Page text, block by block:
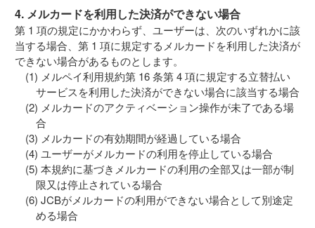
4. メルカードを利用した決済ができない場合
第 1 項の規定にかかわらず、ユーザーは、次のいずれかに該
当する場合、第 1 項に規定するメルカードを利用した決済が
できない場合があるものとします。
メルペイ利用規約第 16 条第 4 項に規定する立替払い
サービスを利用した決済ができない場合に該当する場合
メルカードのアクティベーション操作が未了である場
合
メルカードの有効期間が経過している場合
ユーザーがメルカードの利用を停止している場合
本規約に基づきメルカードの利用の全部又は一部が制
限又は停止されている場合
JCBがメルカードの利用ができない場合として別途定
める場合